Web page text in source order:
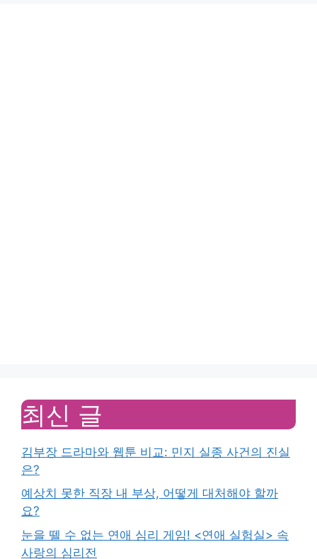
최신 글
김부장 드라마와 웹툰 비교: 민지 실종 사건의 진실
은?
예상치 못한 직장 내 부상, 어떻게 대처해야 할까
요?
눈을 뗄 수 없는 연애 심리 게임! <연애 실험실> 속
사랑의 심리전